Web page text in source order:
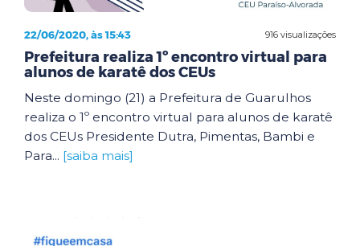
916 visualizações
22/06/2020, às 15:43
Prefeitura realiza 1º encontro virtual para
alunos de karatê dos CEUs
Neste domingo (21) a Prefeitura de Guarulhos
realiza o 1º encontro virtual para alunos de karatê
dos CEUs Presidente Dutra, Pimentas, Bambi e
Para... [saiba mais]